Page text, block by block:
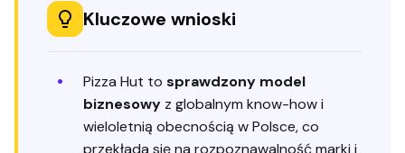
Kluczowe wnioski
Pizza Hut to sprawdzony model
biznesowy z globalnym know-how i
wieloletnią obecnością w Polsce, co
przekłada się na rozpoznawalność marki i